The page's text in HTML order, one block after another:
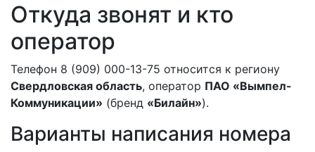
Откуда звонят и кто
оператор
Телефон 8 (909) 000-13-75 относится к региону
Свердловская область, оператор ПАО «Вымпел-
Коммуникации» (бренд «Билайн»).
Варианты написания номера